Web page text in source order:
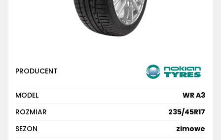
PRODUCENT
MODEL
WR A3
ROZMIAR
235/45R17
SEZON
zimowe